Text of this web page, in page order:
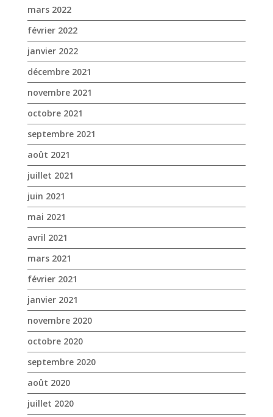
octobre 2021
septembre 2021
août 2021
juillet 2021
juin 2021
mai 2021
avril 2021
mars 2021
février 2021
janvier 2021
novembre 2020
octobre 2020
septembre 2020
août 2020
juillet 2020
juin 2020
mai 2020
avril 2020
mars 2020
janvier 2020